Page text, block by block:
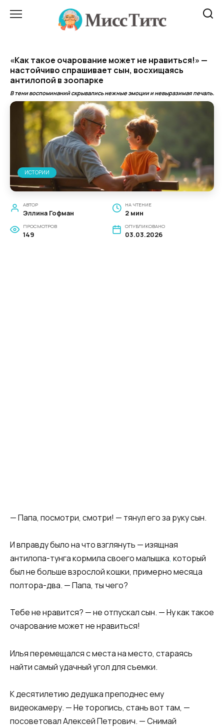
«Как такое очарование может не нравиться!» —
настойчиво спрашивает сын, восхищаясь
антилопой в зоопарке
В тени воспоминаний скрывались нежные эмоции и невыразимая печаль.
ИСТОРИИ
АВТОР
Эллина Гофман
НА ЧТЕНИЕ
2 мин
ПРОСМОТРОВ
149
ОПУБЛИКОВАНО
03.03.2026
— Папа, посмотри, смотри! — тянул его за руку сын.
И вправду было на что взглянуть — изящная
антилопа-тунга кормила своего малышка, который
был не больше взрослой кошки, примерно месяца
полтора-два. — Папа, ты чего?
Тебе не нравится? — не отпускал сын. — Ну как такое
очарование может не нравиться!
Илья перемещался с места на место, стараясь
найти самый удачный угол для съемки.
К десятилетию дедушка преподнес ему
видеокамеру. — Не торопись, стань вот там, —
посоветовал Алексей Петрович. — Снимай